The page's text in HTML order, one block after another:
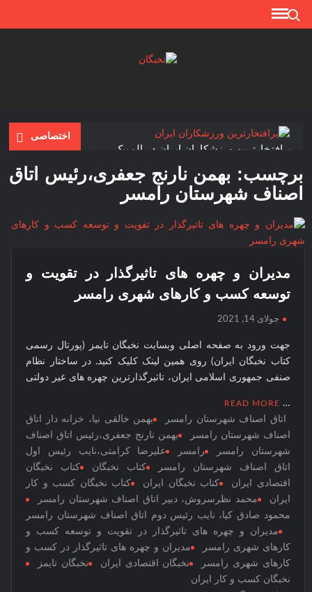
Skip
Search for:
نخبگان
+ پورتال
کتاب
کتاب
ایران –
– کتاب
نخبگان
ورزش
کتاب
نخبگان
کسب و
کار
ایران –
کتاب
نخبگان
ایران
اختصاصی
پرافتخارترین ورزشکاران ایران در المپیک
رکوردداران سیمرغ بلورین در جشنواره فجر
پروفسور مجید سمیعی یکی از مشهورترین جراحان مغز و
اعصاب
حاج قاســـم سلیمانی؛ یکی از برجســته ترین چهره های ایرانی
در جهان
برچسب: بهمن نارنج جعفری،رئیس اتاق
اصناف شهرستان رامسر
مدیران و چهره های تاثیرگذار در تقویت و
توسعه کسب و کارهای شهری رامسر
جولای 14, 2021
جهت ورود به صفحه اصلی وبسایت نخبگان تایمز (پورتال رسمی
کتاب نخبگان ایران) روی همین لینک کلیک کنید. در ساختار نظام
صنفی جمهوری اسلامی ایران، تاثیرگذارترین چهره های غیر دولتی
…
READ MORE
اتاق اصناف شهرستان رامسر
بهمن خالقی نیا، خزانه دار اتاق
اصناف شهرستان رامسر
بهمن نارنج جعفری،رئیس اتاق اصناف
شهرستان رامسر
رامسر
علیرضا کرامتی،نایب رئیس اول
اتاق اصناف شهرستان رامسر
کتاب نخبگان
کتاب نخبگان
اقتصادی ایران
کتاب نخبگان ایران
کتاب نخبگان کسب و کار
ایران
محمد نظرسروش، دبیر اتاق اصناف شهرستان رامسر
محمود صادق کیا، نایب رئیس دوم اتاق اصناف شهرستان رامسر
مدیران و چهره های تاثیرگذار در تقویت و توسعه کسب و
کارهای شهری رامسر
مدیران و چهره های تاثیرگذار در کسب و
کارهای شهری رامسر
نخبگان اقتصادی ایران
نخبگان تایمز
نخبگان کسب و کار ایران